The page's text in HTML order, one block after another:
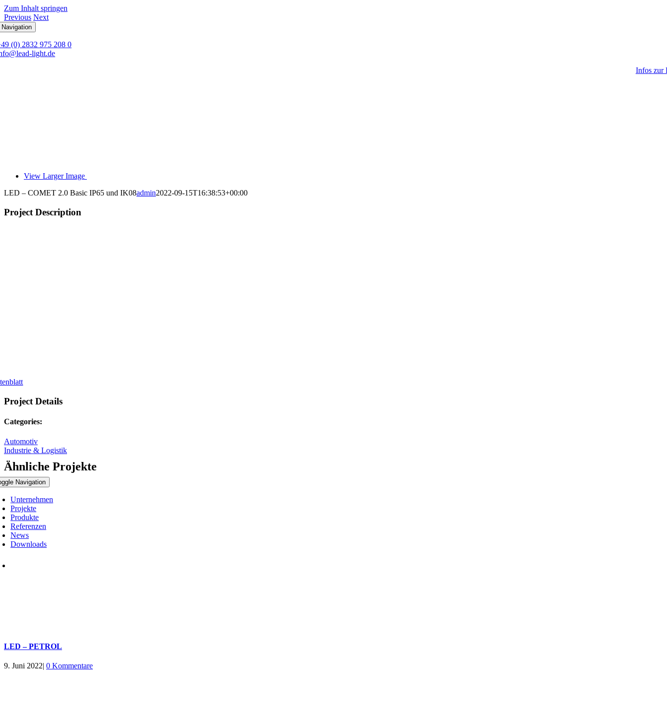
Zum Inhalt springen
Navigation
(0) 2832 975 208 0
light.de
Infos zur
Navigation
Unternehmen
Projekte
Produkte
Referenzen
News
Downloads
Previous Next
View Larger Image
LED – COMET 2.0 Basic IP65 und IK08admin2022-09-15T16:38:53+00:00
Project Description
Project Details
Categories:
Automotiv
Industrie & Logistik
Ähnliche Projekte
LED – PETROL
9. Juni 2022| 0 Kommentare